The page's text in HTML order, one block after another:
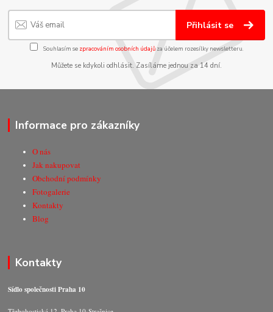
Přihlásit se
Souhlasím se zpracováním osobních údajůza účelem rozesílky newsletteru.
Můžete se kdykoli odhlásit. Zasíláme jednou za 14 dní.
Informace pro zákazníky
O nás
Jak nakupovat
Obchodní podmínky
Fotogalerie
Kontakty
Blog
Kontakty
Sídlo společnosti Praha 10